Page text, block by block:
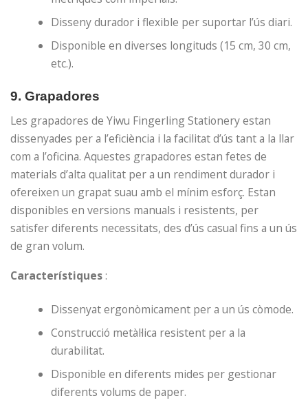
Disseny durador i flexible per suportar l’ús diari.
Disponible en diverses longituds (15 cm, 30 cm,
etc.).
9. Grapadores
Les grapadores de Yiwu Fingerling Stationery estan
dissenyades per a l’eficiència i la facilitat d’ús tant a la llar
com a l’oficina. Aquestes grapadores estan fetes de
materials d’alta qualitat per a un rendiment durador i
ofereixen un grapat suau amb el mínim esforç. Estan
disponibles en versions manuals i resistents, per
satisfer diferents necessitats, des d’ús casual fins a un ús
de gran volum.
Característiques :
Dissenyat ergonòmicament per a un ús còmode.
Construcció metàl·lica resistent per a la
durabilitat.
Disponible en diferents mides per gestionar
diferents volums de paper.